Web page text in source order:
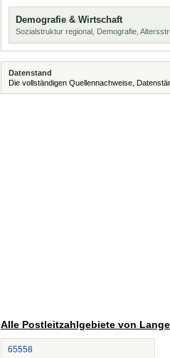
Demografie & Wirtschaft
Sozialstruktur regional, Demografie,
Datenstand
Die vollständigen Quellennachweise,
Alle Postleitzahlgebiete von
65558